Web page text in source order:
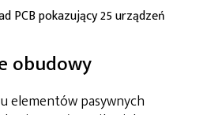
PCB pokazujący 25 urządzeń
obudowy
elementów pasywnych